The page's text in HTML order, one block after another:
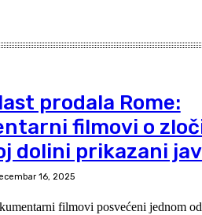
prodala Rome:
filmovi o
dolini prikazani
16, 2025
filmovi posvećeni jednom